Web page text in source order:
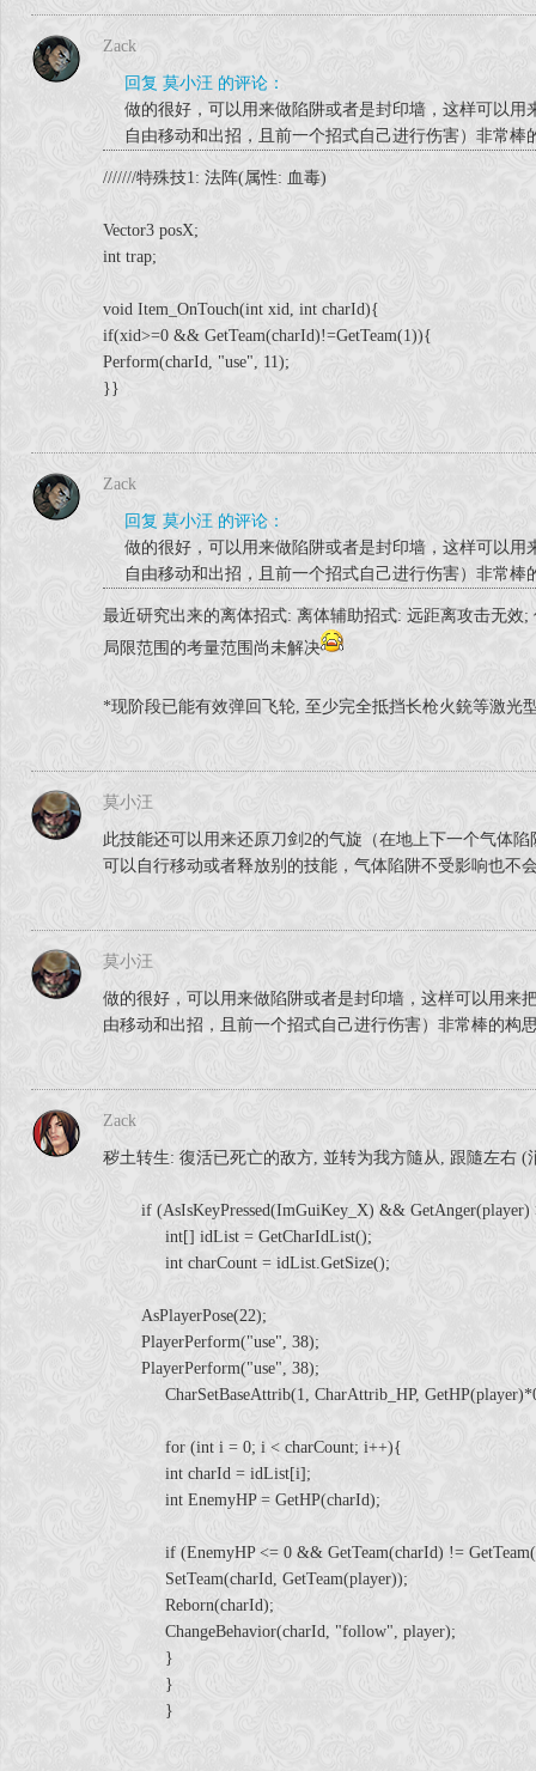
Zack
回复 莫小汪 的评论：
做的很好，可以用来做陷阱或者是封印墙，这样可以
自由移动和出招，且前一个招式自己进行伤害）非常棒
///////特殊技1: 法阵(属性: 血毒)
Vector3 posX;
int trap;
void Item_OnTouch(int xid, int charId){
if(xid>=0 && GetTeam(charId)!=GetTeam(1)){
Perform(charId, "use", 11);
}}
Zack
回复 莫小汪 的评论：
做的很好，可以用来做陷阱或者是封印墙，这样可以
自由移动和出招，且前一个招式自己进行伤害）非常棒
最近研究出来的离体招式: 离体辅助招式: 远距离攻击无
局限范围的考量范围尚未解决
*现阶段已能有效弹回飞轮, 至少完全抵挡长枪火銃等激光
莫小汪
此技能还可以用来还原刀剑2的气旋（在地上下一个气体
可以自行移动或者释放别的技能，气体陷阱不受影响也不
莫小汪
做的很好，可以用来做陷阱或者是封印墙，这样可以用来
由移动和出招，且前一个招式自己进行伤害）非常棒的构
Zack
秽土转生: 復活已死亡的敌方, 並转为我方隨从, 跟隨左右 (
if (AsIsKeyPressed(ImGuiKey_X) && GetAnger(player)
int[] idList = GetCharIdList();
int charCount = idList.GetSize();
AsPlayerPose(22);
PlayerPerform("use", 38);
PlayerPerform("use", 38);
CharSetBaseAttrib(1, CharAttrib_HP,
for (int i = 0; i < charCount; i++){
int charId = idList[i];
int EnemyHP = GetHP(charId);
if (EnemyHP <= 0 && GetTeam(charId) !=
SetTeam(charId, GetTeam(player));
Reborn(charId);
ChangeBehavior(charId, "follow", player);
}
}
}